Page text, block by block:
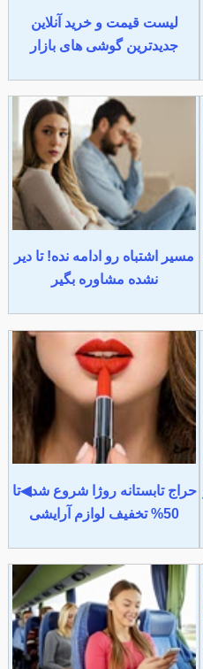
لیست قیمت و خرید آنلاین
جدیدترین گوشی های بازار
مسیر اشتباه رو ادامه نده! تا دیر
نشده مشاوره بگیر
حراج تابستانه روژا شروع شد◀تا
50% تخفیف لوازم آرایشی